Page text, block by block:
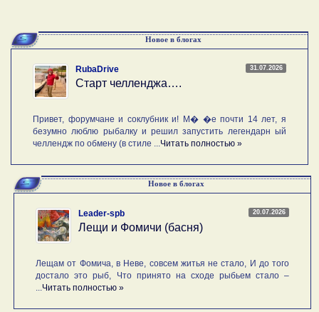
Новое в блогах
31.07.2026
RubaDrive
Старт челленджа….
Привет, форумчане и соклубник и! М� �е почти 14 лет, я
безумно люблю рыбалку и решил запустить легендарн ый
челлендж по обмену (в стиле ... Читать полностью »
Новое в блогах
20.07.2026
Leader-spb
Лещи и Фомичи (басня)
Лещам от Фомича, в Неве, совсем житья не стало, И до того
достало это рыб, Что принято на сходе рыбьем стало –
Читать полностью »